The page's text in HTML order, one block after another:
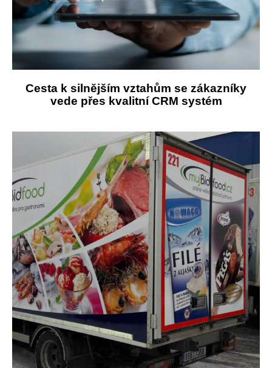
Cesta k silnějším vztahům se zákazníky
vede přes kvalitní CRM systém